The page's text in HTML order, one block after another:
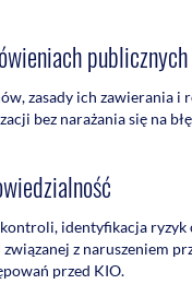
publicznych
zasady ich zawierania i
bez narażania się na
identyfikacja ryzyk
z naruszeniem
przed KIO.